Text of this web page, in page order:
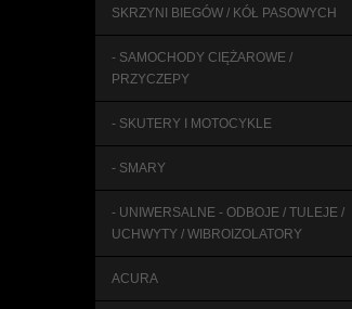
SKRZYNI BIEGÓW / KÓŁ PASOWYCH
- SAMOCHODY CIĘŻAROWE /
PRZYCZEPY
- SKUTERY I MOTOCYKLE
- SMARY
- UNIWERSALNE - ODBOJE / TULEJE /
UCHWYTY / WIBROIZOLATORY
ACURA